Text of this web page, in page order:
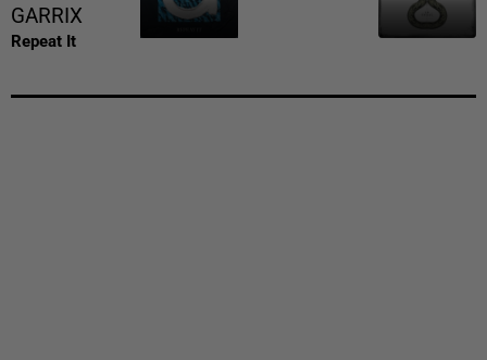
GARRIX
Repeat It